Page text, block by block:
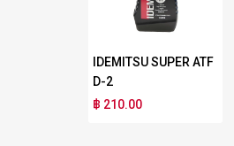
IDEMITSU SUPER ATF
D-2
฿ 210.00